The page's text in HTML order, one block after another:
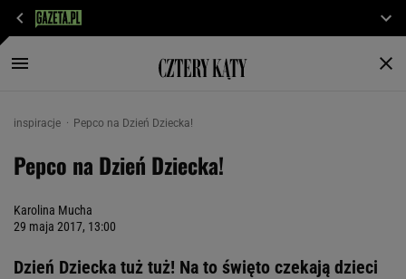
inspiracje Pepco na Dzień Dziecka!
Pepco na Dzień Dziecka!
Karolina Mucha
29 maja 2017, 13:00
Dzień Dziecka tuż tuż! Na to święto czekają dzieci